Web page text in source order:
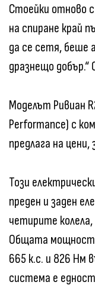
Стоейки отново
на спиране край
да се сетя, беше
дразнещо добър.“
Моделът Ривиан
Performance) с
предлага на
Този
преден и заден
четирите
Общата мощност
665 к.с. и 826 Нм
система е